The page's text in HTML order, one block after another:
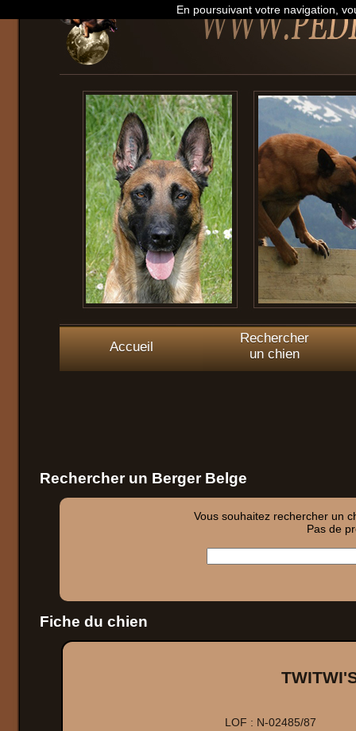
Accueil
Rechercher
un chien
Rechercher un Berger Belge
Vous souhaitez rechercher un
Pas de
Fiche du chien
LOF : N-02485/87
En poursuivant votre navigation,